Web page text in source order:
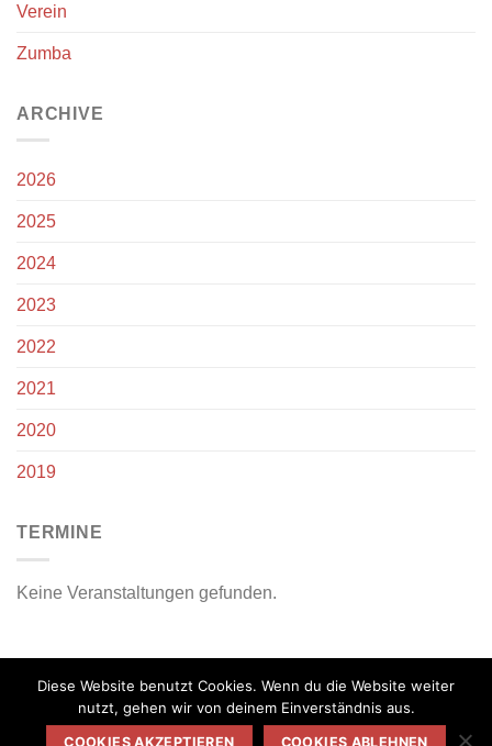
Verein
Zumba
ARCHIVE
2026
2025
2024
2023
2022
2021
2020
2019
TERMINE
Keine Veranstaltungen gefunden.
Diese Website benutzt Cookies. Wenn du die Website weiter
nutzt, gehen wir von deinem Einverständnis aus.
COOKIES AKZEPTIEREN COOKIES ABLEHNEN